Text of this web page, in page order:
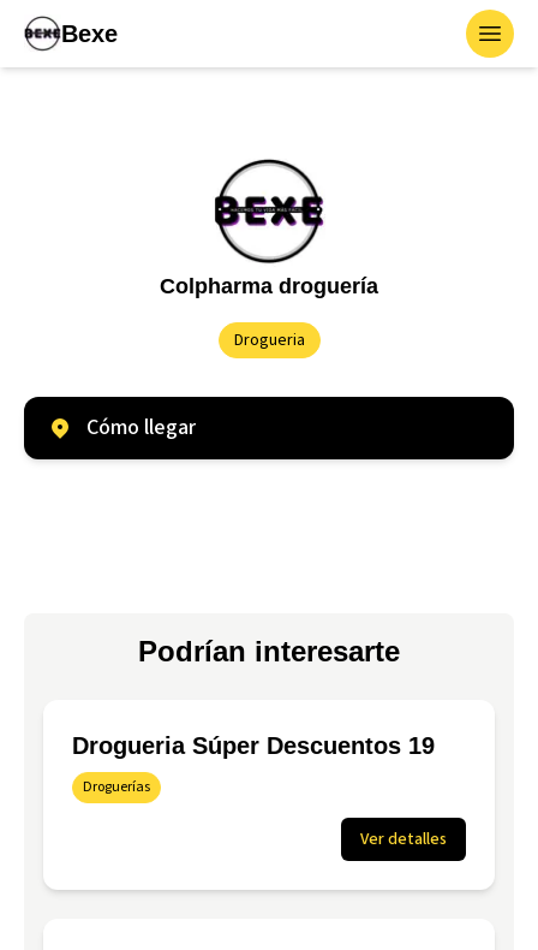
Bexe
Colpharma droguería
Drogueria
Cómo llegar
Podrían interesarte
Drogueria Súper Descuentos 19
Droguerías
Ver detalles